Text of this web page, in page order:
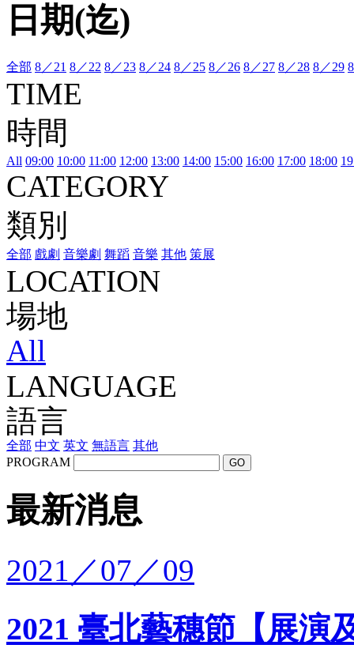
日期(迄)
全部 8／21 8／22 8／23 8／24 8／25 8／26 8／27 8／28 8／29
TIME
時間
All 09:00 10:00 11:00 12:00 13:00 14:00 15:00 16:00 17:00 18:00
CATEGORY
類別
全部 戲劇 音樂劇 舞蹈 音樂 其他 策展
LOCATION
場地
All
LANGUAGE
語言
全部 中文 英文 無語言 其他
PROGRAM
GO
最新消息
2021／07／09
2021 臺北藝穗節【展演